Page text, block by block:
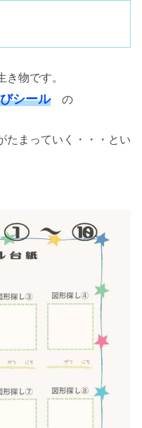
物です。
シールの
たまっていく・・・とい